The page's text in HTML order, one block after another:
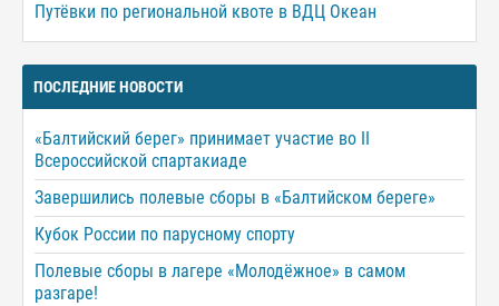
Путёвки по региональной квоте в ВДЦ Океан
ПОСЛЕДНИЕ НОВОСТИ
«Балтийский берег» принимает участие во II
Всероссийской спартакиаде
Завершились полевые сборы в «Балтийском береге»
Кубок России по парусному спорту
Полевые сборы в лагере «Молодёжное» в самом
разгаре!